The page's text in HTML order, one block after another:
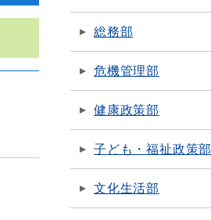
総務部
危機管理部
健康政策部
子ども・福祉政策部
文化生活部